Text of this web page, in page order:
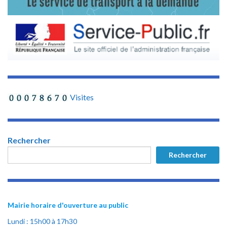
Visites
Rechercher
Rechercher
Mairie horaire d'ouverture au public
Lundi : 15h00 à 17h30